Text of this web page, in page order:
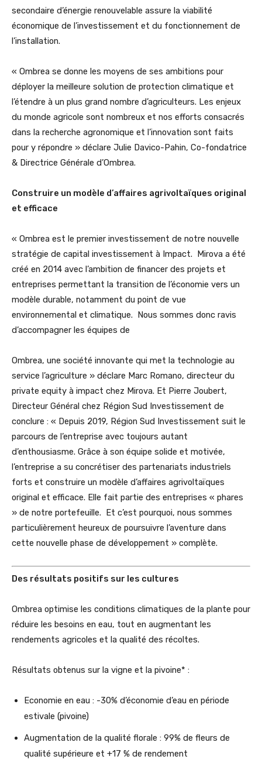
secondaire d’énergie renouvelable assure la viabilité
économique de l’investissement et du fonctionnement de
l’installation.
« Ombrea se donne les moyens de ses ambitions pour
déployer la meilleure solution de protection climatique et
l’étendre à un plus grand nombre d’agriculteurs. Les enjeux
du monde agricole sont nombreux et nos efforts consacrés
dans la recherche agronomique et l’innovation sont faits
pour y répondre » déclare Julie Davico-Pahin, Co-fondatrice
& Directrice Générale d’Ombrea.
Construire un modèle d’affaires agrivoltaïques original
et efficace
« Ombrea est le premier investissement de notre nouvelle
stratégie de capital investissement à Impact. Mirova a été
créé en 2014 avec l’ambition de financer des projets et
entreprises permettant la transition de l’économie vers un
modèle durable, notamment du point de vue
environnemental et climatique. Nous sommes donc ravis
d’accompagner les équipes de
Ombrea, une société innovante qui met la technologie au
service l’agriculture » déclare Marc Romano, directeur du
private equity à impact chez Mirova. Et Pierre Joubert,
Directeur Général chez Région Sud Investissement de
conclure : « Depuis 2019, Région Sud Investissement suit le
parcours de l’entreprise avec toujours autant
d’enthousiasme. Grâce à son équipe solide et motivée,
l’entreprise a su concrétiser des partenariats industriels
forts et construire un modèle d’affaires agrivoltaïques
original et efficace. Elle fait partie des entreprises « phares
» de notre portefeuille. Et c’est pourquoi, nous sommes
particulièrement heureux de poursuivre l’aventure dans
cette nouvelle phase de développement » complète.
Des résultats positifs sur les cultures
Ombrea optimise les conditions climatiques de la plante pour
réduire les besoins en eau, tout en augmentant les
rendements agricoles et la qualité des récoltes.
Résultats obtenus sur la vigne et la pivoine* :
Economie en eau : -30% d’économie d’eau en période
estivale (pivoine)
Augmentation de la qualité florale : 99% de fleurs de
qualité supérieure et +17 % de rendement